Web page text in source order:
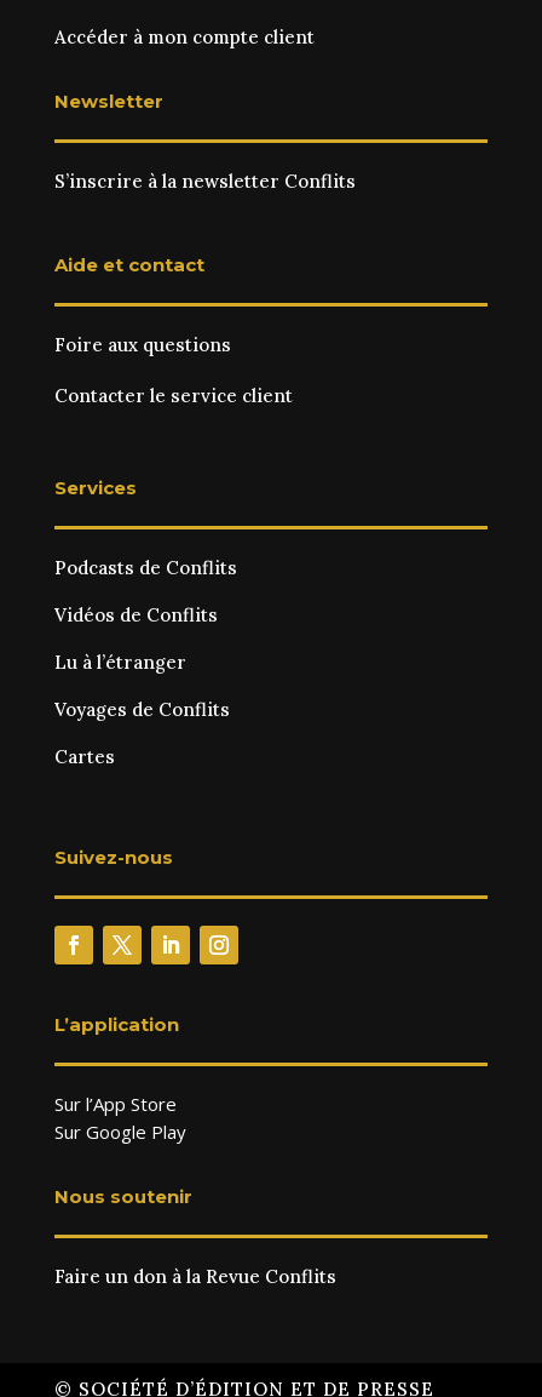
Accéder à mon compte client
Newsletter
S’inscrire à la newsletter Conflits
Aide et contact
Foire aux questions
Contacter le service client
Services
Podcasts de Conflits
Vidéos de Conflits
Lu à l’étranger
Voyages de Conflits
Cartes
Suivez-nous
L’application
Sur l’App Store
Sur Google Play
Nous soutenir
Faire un don à la Revue Conflits
© SOCIÉTÉ D’ÉDITION ET DE PRESSE